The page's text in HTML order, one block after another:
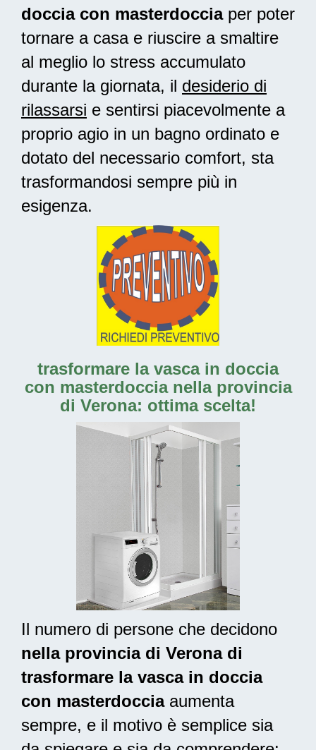
doccia con masterdocciaper poter
tornare a casa e riuscire a smaltire
al meglio lo stress accumulato
durante la giornata, il desiderio di
rilassarsi e sentirsi piacevolmente a
proprio agio in un bagno ordinato e
dotato del necessario comfort, sta
trasformandosi sempre più in
esigenza.
trasformare la vasca in doccia
con masterdoccia nella provincia
di Verona: ottima scelta!
Il numero di persone che decidono
nella provincia di Verona di
trasformare la vasca in doccia
con masterdocciaaumenta
sempre, e il motivo è semplice sia